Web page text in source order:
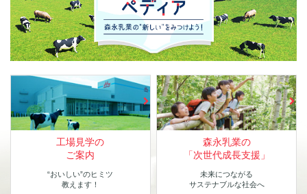
工場見学の
ご案内
“おいしい”のヒミツ
教えます！
森永乳業の
「次世代成長支援」
未来につながる
サステナブルな社会へ